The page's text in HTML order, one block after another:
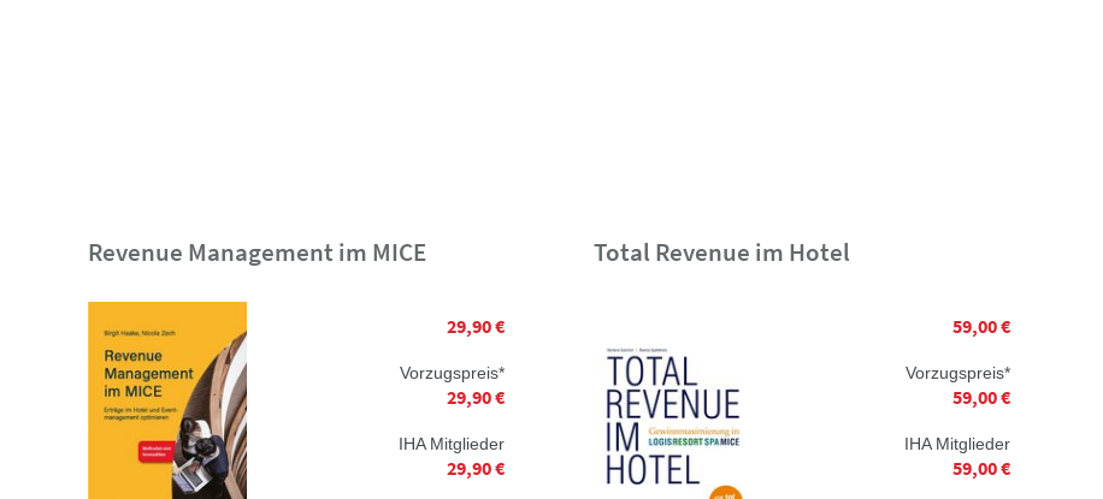
Revenue Management im MICE
29,90 €
Vorzugspreis*
29,90 €
IHA Mitglieder
29,90 €
Total Revenue im Hotel
59,00 €
Vorzugspreis*
59,00 €
IHA Mitglieder
59,00 €